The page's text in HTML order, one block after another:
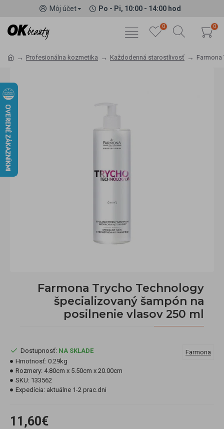
Môj účet Po - Pi, 10:00 - 14:00 hod
0 0
Profesionálna kozmetika Každodenná starostlivosť
Farmona Trycho Technology
špecializovaný šampón na
posilnenie vlasov 250 ml
11,60€
Dostupnosť: NA SKLADE
Hmotnosť: 0.29kg
Rozmery: 4.80cm x 5.50cm x 20.00cm
SKU: 133562
Expedícia: aktuálne 1-2 prac.dni
Farmona